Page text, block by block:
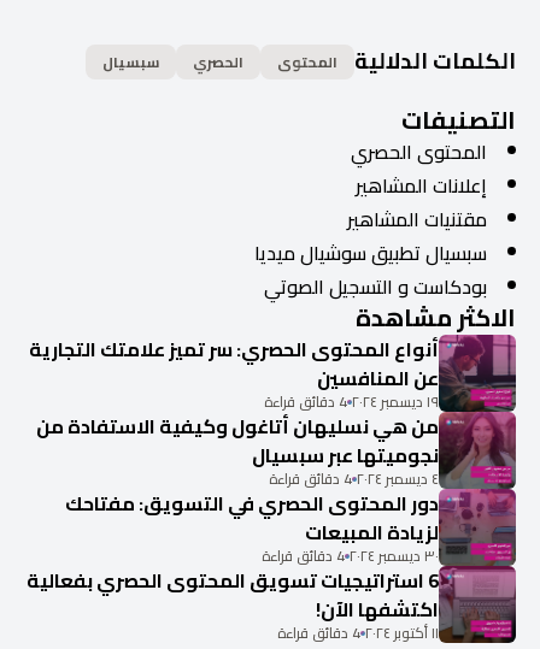
الكلمات الدلالية المحتوى الحصري سبسيال
التصنيفات
المحتوى الحصري
إعلانات المشاهير
مقتنيات المشاهير
سبسيال تطبيق سوشيال ميديا
بودكاست و التسجيل الصوتي
الاكثر مشاهدة
أنواع المحتوى الحصري: سر تميز علامتك التجارية
عن المنافسين
١٩ ديسمبر ٢٠٢٤ 4 دقائق قراءة
من هي نسليهان أتاغول وكيفية الاستفادة من
نجوميتها عبر سبسيال
٤ ديسمبر ٢٠٢٤ 4 دقائق قراءة
دور المحتوى الحصري في التسويق: مفتاحك
لزيادة المبيعات
٣٠ ديسمبر ٢٠٢٤ 4 دقائق قراءة
6 استراتيجيات تسويق المحتوى الحصري بفعالية
اكتشفها الآن!
١١ أكتوبر ٢٠٢٤ 4 دقائق قراءة